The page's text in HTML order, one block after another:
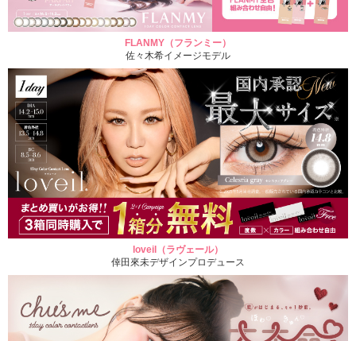
FLANMY（フランミー）
佐々木希イメージモデル
loveil（ラヴェール）
倖田來未デザインプロデュース